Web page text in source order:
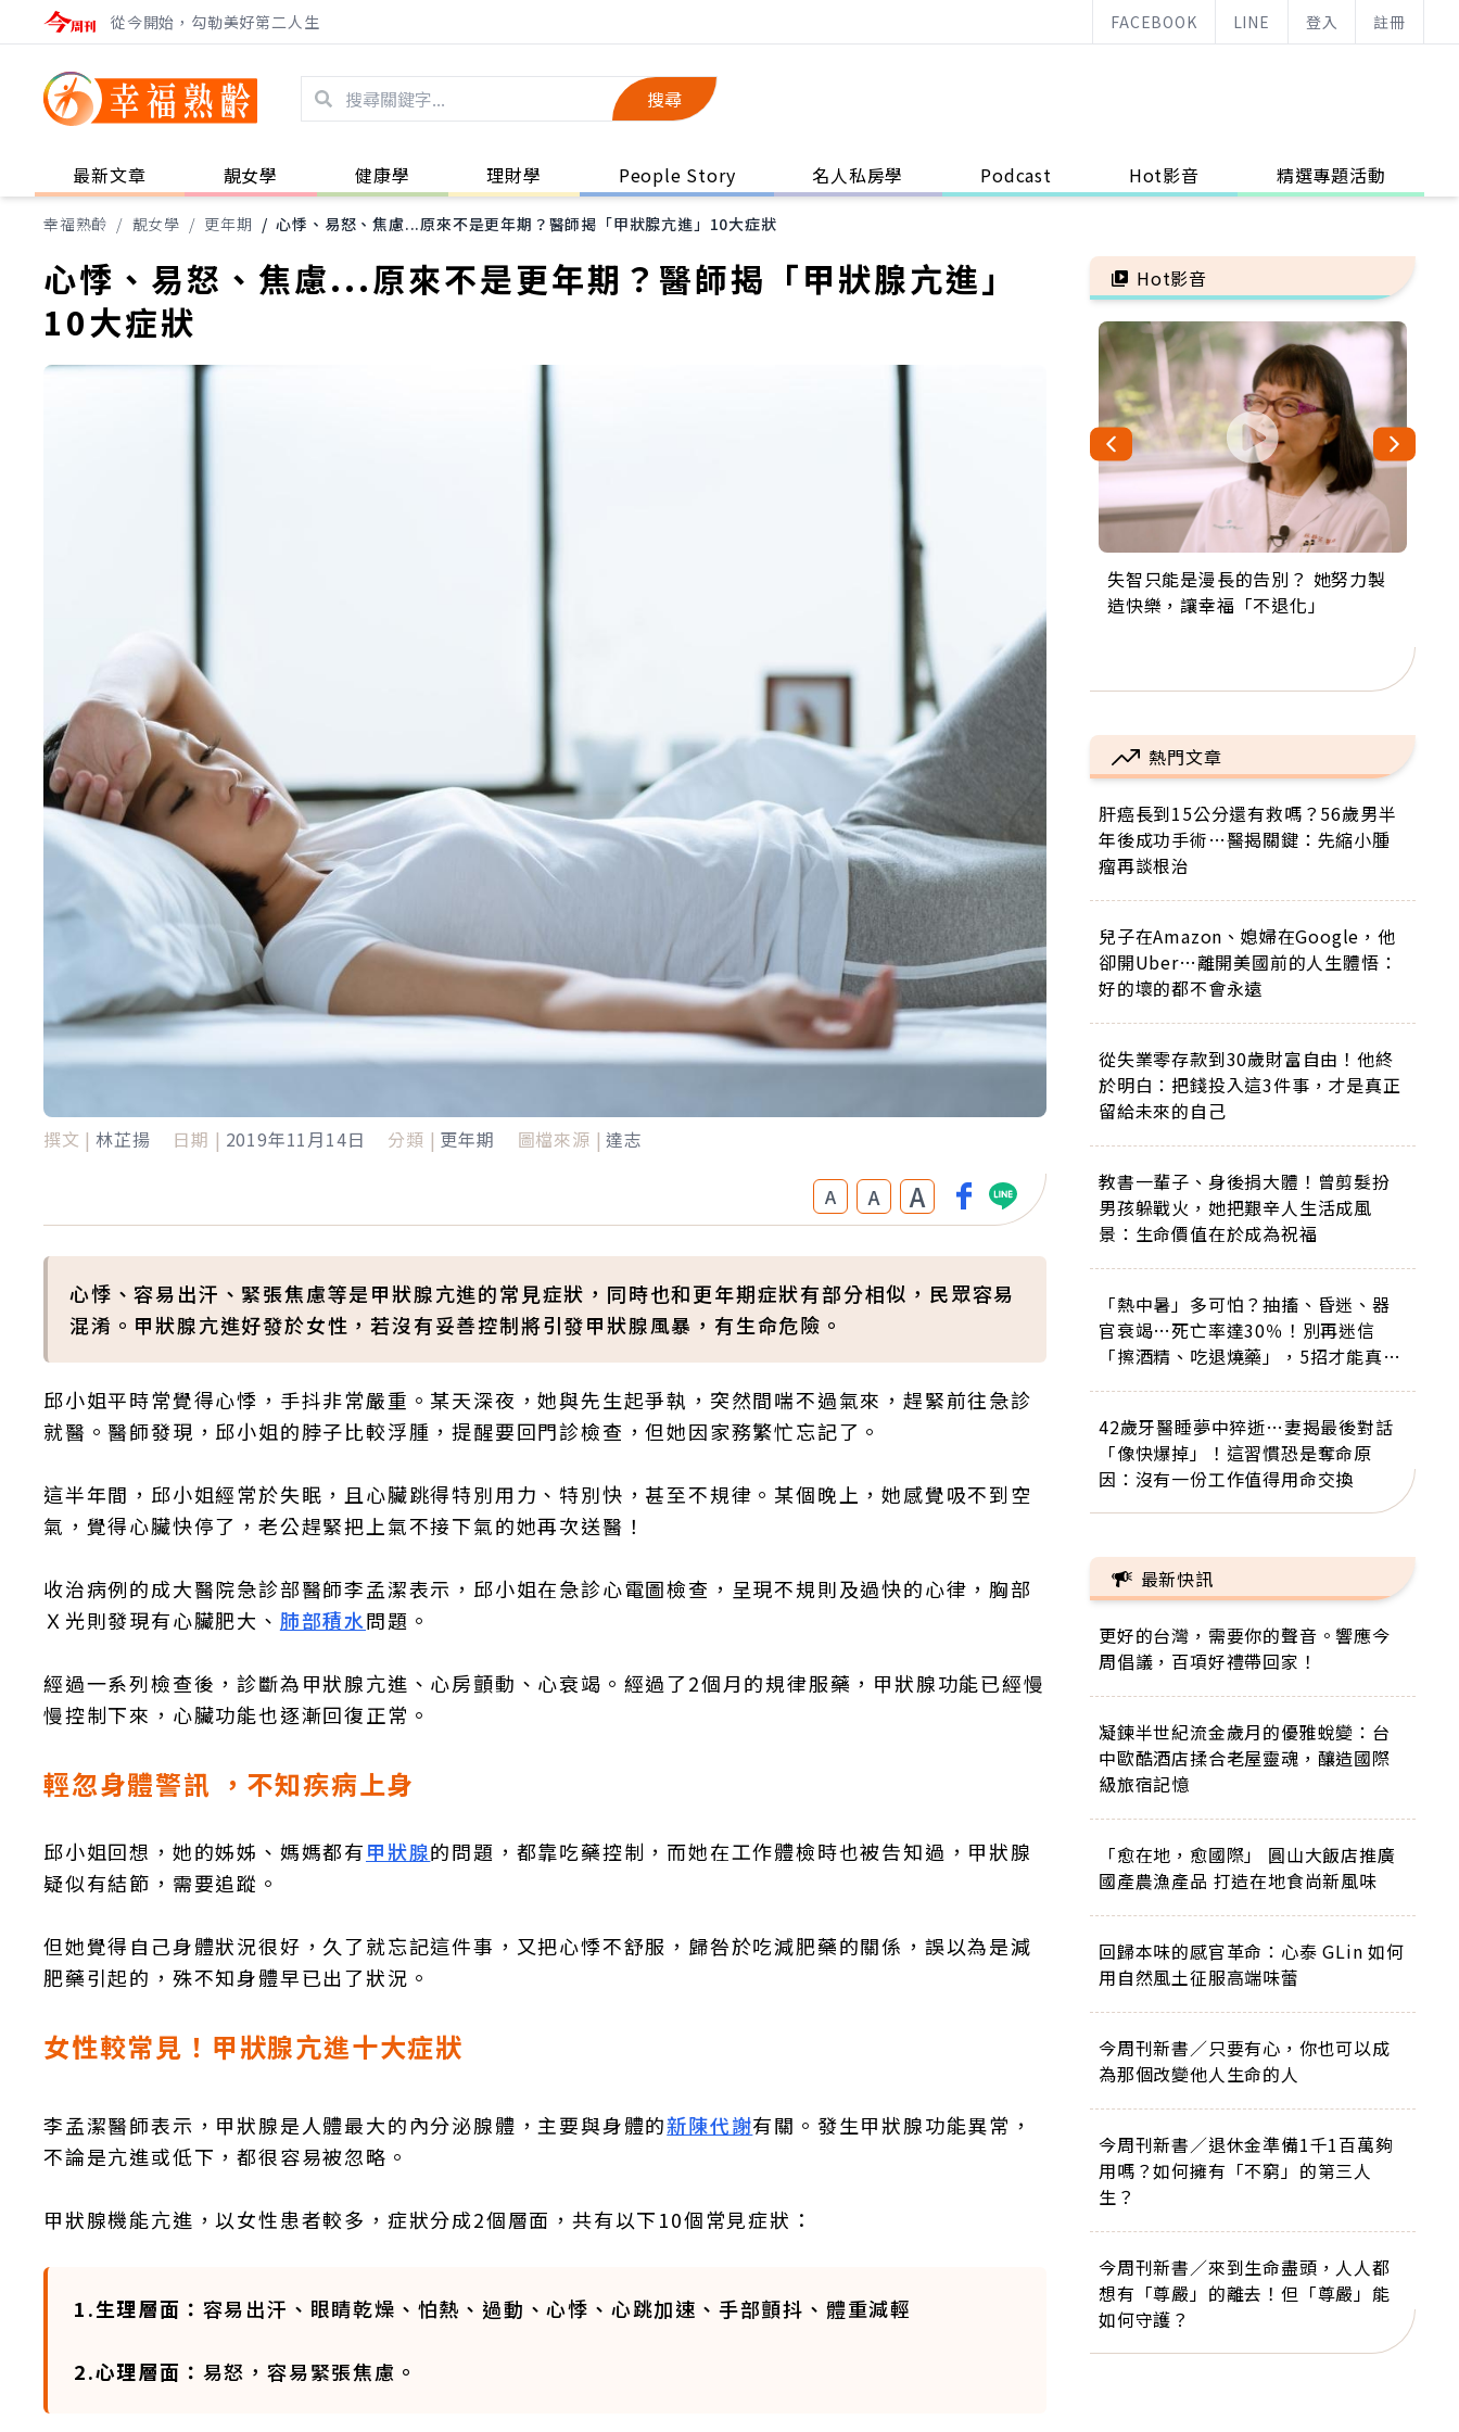
從今開始，勾勒美好第二人生 FACEBOOK LINE 登入 註冊
搜尋
最新文章 靚女學 健康學 理財學 People Story 名人私房學 Podcast Hot影音 精選專題活動
幸福熟齡 / 靚女學 / 更年期 / 心悸、易怒、焦慮...原來不是更年期？醫師揭「甲狀腺亢進」10大症狀
心悸、易怒、焦慮...原來不是更年期？醫師揭「甲狀腺亢進」
10大症狀
撰文 | 林芷揚 日期 | 2019年11月14日 分類 | 更年期 圖檔來源 | 達志
A A A
心悸、容易出汗、緊張焦慮等是甲狀腺亢進的常見症狀，同時也和更年期症狀有部分相似，民眾容易
混淆。甲狀腺亢進好發於女性，若沒有妥善控制將引發甲狀腺風暴，有生命危險。
邱小姐平時常覺得心悸，手抖非常嚴重。某天深夜，她與先生起爭執，突然間喘不過氣來，趕緊前往急診
就醫。醫師發現，邱小姐的脖子比較浮腫，提醒要回門診檢查，但她因家務繁忙忘記了。
這半年間，邱小姐經常於失眠，且心臟跳得特別用力、特別快，甚至不規律。某個晚上，她感覺吸不到空
氣，覺得心臟快停了，老公趕緊把上氣不接下氣的她再次送醫！
收治病例的成大醫院急診部醫師李孟潔表示，邱小姐在急診心電圖檢查，呈現不規則及過快的心律，胸部
Ｘ光則發現有心臟肥大、 肺部積水問題。
經過一系列檢查後，診斷為甲狀腺亢進、心房顫動、心衰竭。經過了2個月的規律服藥，甲狀腺功能已經慢
慢控制下來，心臟功能也逐漸回復正常。
輕忽身體警訊 ，不知疾病上身
邱小姐回想，她的姊姊、媽媽都有甲狀腺的問題，都靠吃藥控制，而她在工作體檢時也被告知過，甲狀腺
疑似有結節，需要追蹤。
但她覺得自己身體狀況很好，久了就忘記這件事，又把心悸不舒服，歸咎於吃減肥藥的關係，誤以為是減
肥藥引起的，殊不知身體早已出了狀況。
女性較常見！甲狀腺亢進十大症狀
李孟潔醫師表示，甲狀腺是人體最大的內分泌腺體，主要與身體的新陳代謝有關。發生甲狀腺功能異常，
不論是亢進或低下，都很容易被忽略。
甲狀腺機能亢進，以女性患者較多，症狀分成2個層面，共有以下10個常見症狀：
1.生理層面： 容易出汗、眼睛乾燥、怕熱、過動、心悸、心跳加速、手部顫抖、體重減輕
2.心理層面： 易怒，容易緊張焦慮。
Hot影音
失智只能是漫長的告別？ 她努力製
造快樂，讓幸福「不退化」
來自剛果的巧克力神父 為台灣奉獻
36年 「台灣是我的家，我連作夢都
63歲卸矽谷副總、搬回台灣找快
樂！「蛋黃哥小丑」走進安養院，
104歲打破金氏世界紀錄 成為全球
最年長羽球選手，分享長壽的秘密
事業巔峰他選擇追夢…黑手阿伯拉
小提琴還登上小巨蛋！連CNN都大
熱門文章
肝癌長到15公分還有救嗎？56歲男半
年後成功手術…醫揭關鍵：先縮小腫
瘤再談根治
兒子在Amazon、媳婦在Google，他
卻開Uber…離開美國前的人生體悟：
好的壞的都不會永遠
從失業零存款到30歲財富自由！他終
於明白：把錢投入這3件事，才是真正
留給未來的自己
教書一輩子、身後捐大體！曾剪髮扮
男孩躲戰火，她把艱辛人生活成風
景：生命價值在於成為祝福
「熱中暑」多可怕？抽搐、昏迷、器
官衰竭…死亡率達30％！別再迷信
「擦酒精、吃退燒藥」，5招才能真救
42歲牙醫睡夢中猝逝…妻揭最後對話
「像快爆掉」！這習慣恐是奪命原
因：沒有一份工作值得用命交換
最新快訊
更好的台灣，需要你的聲音。響應今
周倡議，百項好禮帶回家！
凝鍊半世紀流金歲月的優雅蛻變：台
中歐酷酒店揉合老屋靈魂，釀造國際
級旅宿記憶
「愈在地，愈國際」 圓山大飯店推廣
國產農漁產品 打造在地食尚新風味
回歸本味的感官革命：心泰 GLin 如何
用自然風土征服高端味蕾
今周刊新書／只要有心，你也可以成
為那個改變他人生命的人
今周刊新書／退休金準備1千1百萬夠
用嗎？如何擁有「不窮」的第三人
生？
今周刊新書／來到生命盡頭，人人都
想有「尊嚴」的離去！但「尊嚴」能
如何守護？